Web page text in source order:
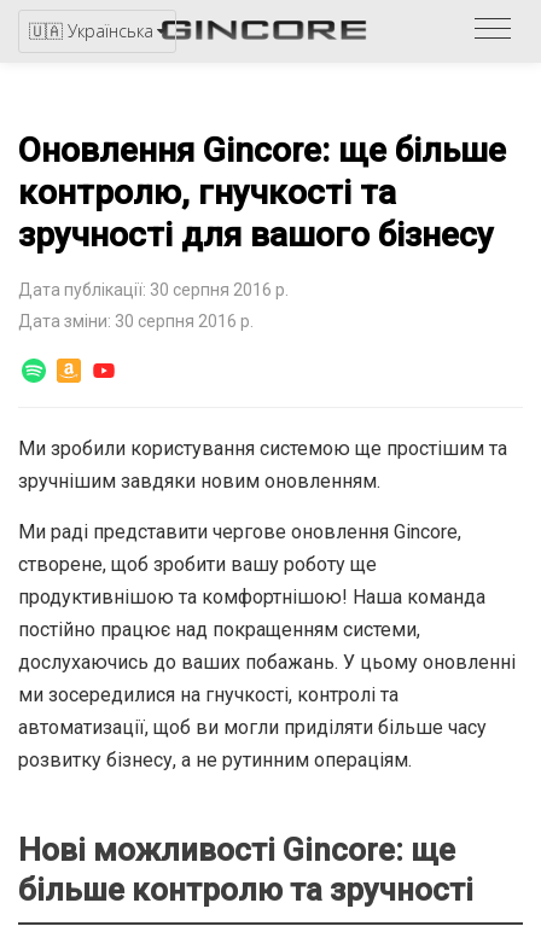
🇺🇦 Українська
Оновлення Gincore: ще більше
контролю, гнучкості та
зручності для вашого бізнесу
Дата публікації: 30 серпня 2016 р.
Дата зміни: 30 серпня 2016 р.
Ми зробили користування системою ще простішим та
зручнішим завдяки новим оновленням.
Ми раді представити чергове оновлення Gincore,
створене, щоб зробити вашу роботу ще
продуктивнішою та комфортнішою! Наша команда
постійно працює над покращенням системи,
дослухаючись до ваших побажань. У цьому оновленні
ми зосередилися на гнучкості, контролі та
автоматизації, щоб ви могли приділяти більше часу
розвитку бізнесу, а не рутинним операціям.
Нові можливості Gincore: ще
більше контролю та зручності